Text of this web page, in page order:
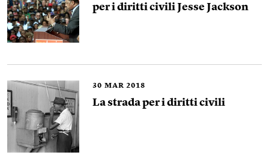
per i diritti civili Jesse Jackson
30 MAR 2018
La strada per i diritti civili